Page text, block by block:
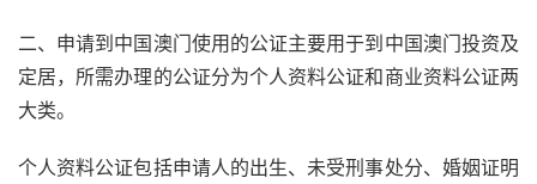
二、申请到中国澳门使用的公证主要用于到中国澳门投资及
定居，所需办理的公证分为个人资料公证和商业资料公证两
大类。
个人资料公证包括申请人的出生、未受刑事处分、婚姻证明